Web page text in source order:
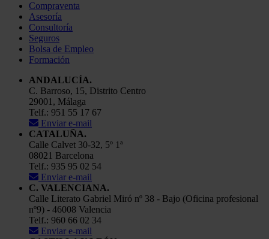
Compraventa
Asesoría
Consultoría
Seguros
Bolsa de Empleo
Formación
ANDALUCÍA.
C. Barroso, 15, Distrito Centro
29001, Málaga
Telf.: 951 55 17 67
Enviar e-mail
CATALUÑA.
Calle Calvet 30-32, 5º 1ª
08021 Barcelona
Telf.: 935 95 02 54
Enviar e-mail
C. VALENCIANA.
Calle Literato Gabriel Miró nº 38 - Bajo (Oficina profesional
nº9) - 46008 Valencia
Telf.: 960 66 02 34
Enviar e-mail